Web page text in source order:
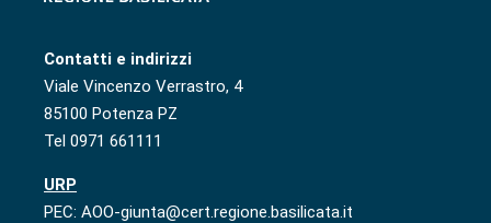
Contatti e indirizzi
Viale Vincenzo Verrastro, 4
85100 Potenza PZ
Tel 0971 661111
URP
PEC: AOO-giunta@cert.regione.basilicata.it